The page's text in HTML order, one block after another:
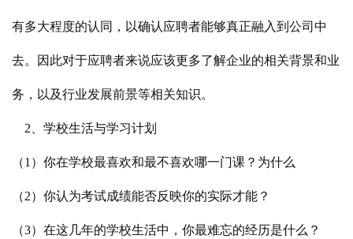
有多大程度的认同，以确认应聘者能够真正融入到公司中
去。因此对于应聘者来说应该更多了解企业的相关背景和业
务，以及行业发展前景等相关知识。
2、学校生活与学习计划
（1）你在学校最喜欢和最不喜欢哪一门课？为什么
（2）你认为考试成绩能否反映你的实际才能？
（3）在这几年的学校生活中，你最难忘的经历是什么？